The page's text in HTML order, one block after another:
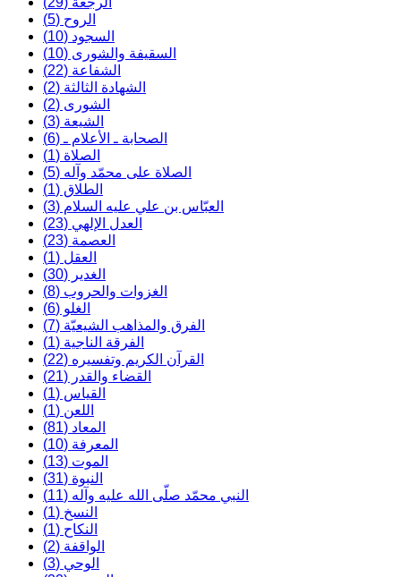
الروح (5)
السجود (10)
السقيفة والشورى (10)
الشفاعة (22)
الشهادة الثالثة (2)
الشورى (2)
الشيعة (3)
الصحابة ـ الأعلام ـ (6)
الصلاة (1)
الصلاة على محمّد وآله (5)
الطلاق (1)
العبّاس بن علي عليه السلام (3)
العدل الإلهي (23)
العصمة (23)
العقل (1)
الغدير (30)
الغزوات والحروب (8)
الغلو (6)
الفرق والمذاهب الشيعيّة (7)
الفرقة الناجية (1)
القرآن الكريم وتفسيره (22)
القضاء والقدر (21)
القياس (1)
اللعن (1)
المعاد (81)
المعرفة (10)
الموت (13)
النبوة (31)
النبي محمّد صلّى الله عليه وآله (11)
النسخ (1)
النكاح (1)
الواقفة (2)
الوحي (3)